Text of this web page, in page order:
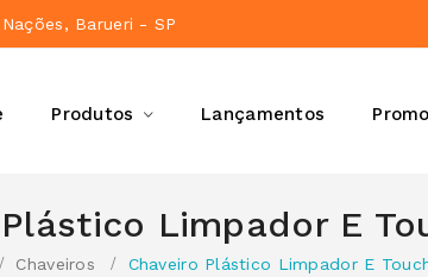
Barueri - SP
Produtos Lançamentos
Limpador E
Chaveiros Chaveiro Plástico Limpador E